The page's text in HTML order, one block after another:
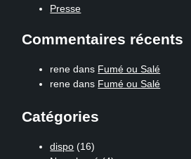
Presse
Commentaires récents
rene dans Fumé ou Salé
rene dans Fumé ou Salé
Catégories
dispo (16)